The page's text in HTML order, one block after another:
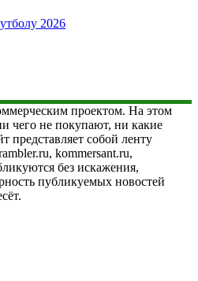
2026
проектом. На этом
чего не покупают, ни какие
представляет собой ленту
kommersant.ru,
без искажения,
публикуемых новостей